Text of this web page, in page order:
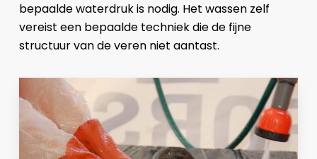
bepaalde waterdruk is nodig. Het wassen zelf
vereist een bepaalde techniek die de fijne
structuur van de veren niet aantast.